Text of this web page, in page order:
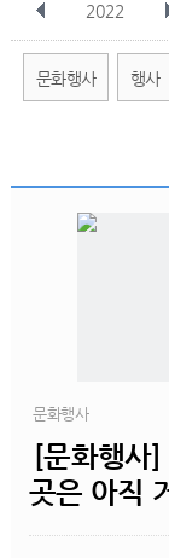
2022
전체 1월 2월
문화행사 행사
문화행사
[문화행사
곳은 아직